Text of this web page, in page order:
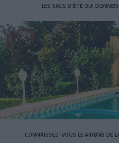
LES SACS D’ÉTÉ QUI
CONNAISSEZ-VOUS LE AIRBNB DE